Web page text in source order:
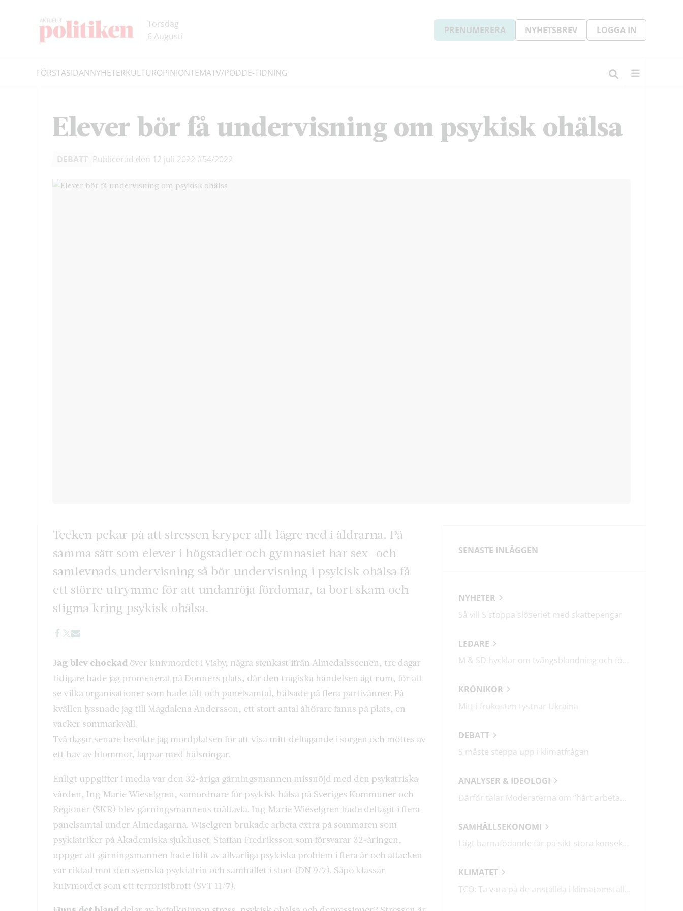
Torsdag
6 Augusti
PRENUMERERA NYHETSBREV LOGGA IN
FÖRSTASIDANNYHETERKULTUROPINIONTEMATV/PODDE-TIDNING
Elever bör få undervisning om psykisk ohälsa
DEBATT Publicerad den 12 juli 2022 #54/2022
Tecken pekar på att stressen kryper allt lägre ned i åldrarna. På
samma sätt som elever i högstadiet och gymnasiet har sex- och
samlevnads undervisning så bör undervisning i psykisk ohälsa få
ett större utrymme för att undanröja fördomar, ta bort skam och
stigma kring psykisk ohälsa.
Jag blev chockad över knivmordet i Visby, några stenkast ifrån Almedalsscenen, tre dagar
tidigare hade jag promenerat på Donners plats, där den tragiska händelsen ägt rum, för att
se vilka organisationer som hade tält och panelsamtal, hälsade på flera partivänner. På
kvällen lyssnade jag till Magdalena Andersson, ett stort antal åhörare fanns på plats, en
vacker sommarkväll.
Två dagar senare besökte jag mordplatsen för att visa mitt deltagande i sorgen och möttes av
ett hav av blommor, lappar med hälsningar.
Enligt uppgifter i media var den 32-åriga gärningsmannen missnöjd med den psykatriska
vården, Ing-Marie Wieselgren, samordnare för psykisk hälsa på Sveriges Kommuner och
Regioner (SKR) blev gärningsmannens måltavla. Ing-Marie Wieselgren hade deltagit i flera
panelsamtal under Almedagarna. Wiselgren brukade arbeta extra på sommaren som
psykiatriker på Akademiska sjukhuset. Staffan Fredriksson som försvarar 32-åringen,
uppger att gärningsmannen hade lidit av allvarliga psykiska problem i flera år och attacken
var riktad mot den svenska psykiatrin och samhället i stort (DN 9/7). Säpo klassar
knivmordet som ett terroristbrott (SVT 11/7).
SENASTE INLÄGGEN
NYHETER
Så vill S stoppa slöseriet med skattepengar
LEDARE
M & SD hycklar om tvångsblandning och förvärrar segregationen
KRÖNIKOR
Mitt i frukosten tystnar Ukraina
DEBATT
S måste steppa upp i klimatfrågan
ANALYSER & IDEOLOGI
Därför talar Moderaterna om ”hårt arbetande människor”
SAMHÄLLSEKONOMI
Lågt barnafödande får på sikt stora konsekvenser
KLIMATET
TCO: Ta vara på de anställda i klimatomställningen